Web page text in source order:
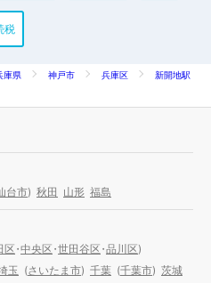
税
庫県 神戸市 兵庫区
新開地駅
台市) 秋田 山形 福島
区・中央区・世田谷区・品川区)
玉 (さいたま市) 千葉 (千葉市) 茨城